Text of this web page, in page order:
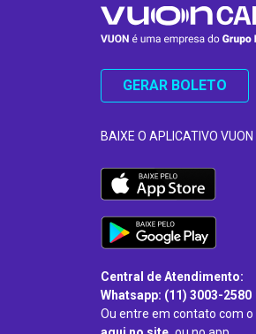
GERAR BOLETO
BAIXE O APLICATIVO VUON
Central de Atendimento:
Whatsapp: (11) 3003-2580
Ou entre em contato com o